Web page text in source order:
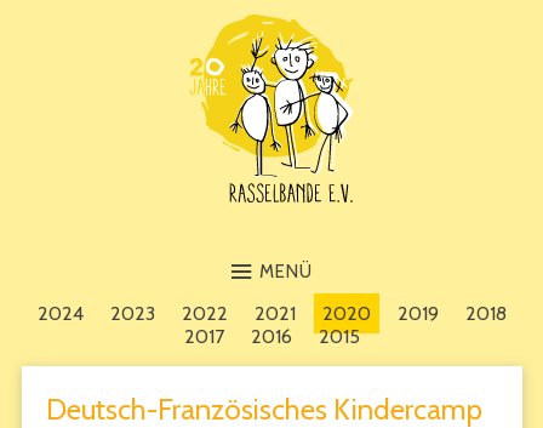
MENÜ
2024 2023 2022 2021 2020 2019
2018
2017
2016 2015
Deutsch-Französisches Kindercamp